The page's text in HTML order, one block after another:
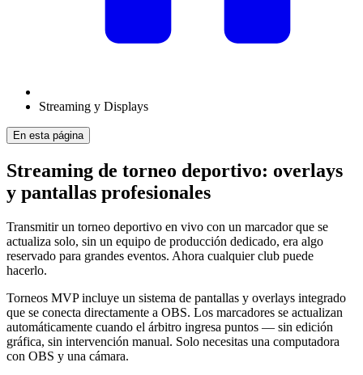
Streaming y Displays
En esta página
Streaming de torneo deportivo: overlays
y pantallas profesionales
Transmitir un torneo deportivo en vivo con un marcador que se
actualiza solo, sin un equipo de producción dedicado, era algo
reservado para grandes eventos. Ahora cualquier club puede
hacerlo.
Torneos MVP incluye un sistema de pantallas y overlays integrado
que se conecta directamente a OBS. Los marcadores se actualizan
automáticamente cuando el árbitro ingresa puntos — sin edición
gráfica, sin intervención manual. Solo necesitas una computadora
con OBS y una cámara.